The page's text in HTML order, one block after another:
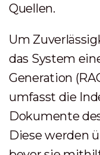
Quellen.
Um
das System
Generation
umfasst die
Dokumente
Diese werden